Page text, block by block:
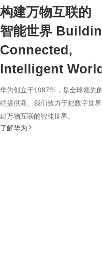
构建万物互联的
智能世界
Connected,
Intelligent World
华为创立于1987年，是全球领先
端提供商。我们致力于把数字世
建万物互联的智能世界。
了解华为